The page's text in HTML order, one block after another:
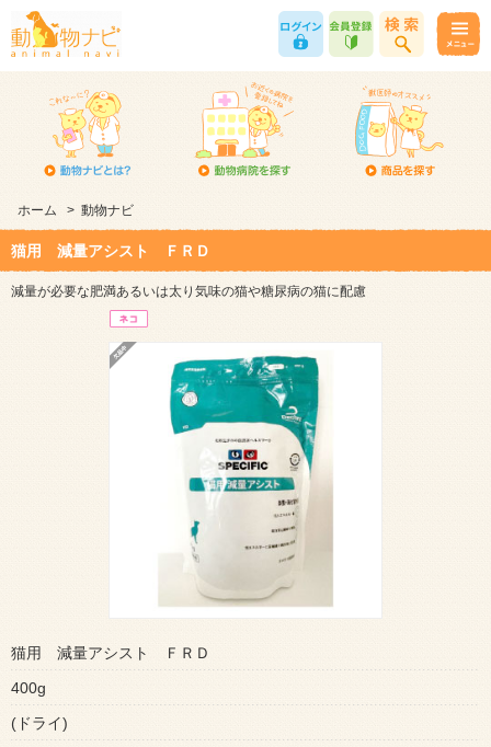
ホーム > 動物ナビ
猫用 減量アシスト ＦＲＤ
減量が必要な肥満あるいは太り気味の猫や糖尿病の猫に配慮
猫用 減量アシスト ＦＲＤ
400g
(ドライ)